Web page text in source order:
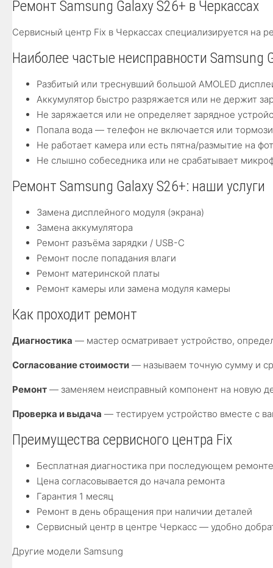
Ремонт Samsung Galaxy S26+ в Черкассах
Сервисный центр Fix в Черкассах специализируется на
Наиболее частые неисправности Samsung
Разбитый или треснувший большой AMOLED
Аккумулятор быстро разряжается или не держит
Не заряжается или не определяет зарядное
Попала вода — телефон не включается или
Не работает камера или есть пятна/размытие на
Не слышно собеседника или не срабатывает
Ремонт Samsung Galaxy S26+: наши услуги
Замена дисплейного модуля (экрана)
Замена аккумулятора
Ремонт разъёма зарядки / USB-C
Ремонт после попадания влаги
Ремонт материнской платы
Ремонт камеры или замена модуля камеры
Как проходит ремонт
Диагностика — мастер осматривает устройство,
Согласование стоимости — называем точную сумму и
Ремонт — заменяем неисправный компонент на новую
Проверка и выдача — тестируем устройство вместе с
Преимущества сервисного центра Fix
Бесплатная диагностика при последующем ремонте
Цена согласовывается до начала ремонта
Гарантия 1 месяц
Ремонт в день обращения при наличии деталей
Сервисный центр в центре Черкасс — удобно
Другие модели Samsung